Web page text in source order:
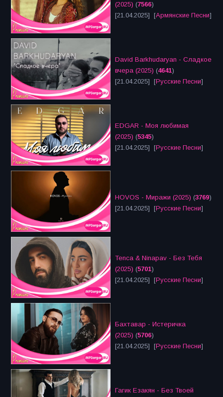
(2025) (7566)
[21.04.2025] [Армянские Песни]
David Barkhudaryan - Сладкое
вчера (2025) (4641)
[21.04.2025] [Русские Песни]
EDGAR - Моя любимая
(2025) (5345)
[21.04.2025] [Русские Песни]
HOVOS - Миражи (2025) (3769)
[21.04.2025] [Русские Песни]
Tenca & Ninapav - Без Тебя
(2025) (5701)
[21.04.2025] [Русские Песни]
Бахтавар - Истеричка
(2025) (5706)
[21.04.2025] [Русские Песни]
Гагик Езакян - Без Твоей